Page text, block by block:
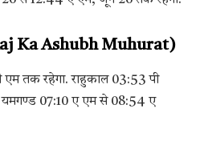
Ka Ashubh Muhurat)
एम तक रहेगा. राहुकाल 03:53 पी
07:10 ए एम से 08:54 ए